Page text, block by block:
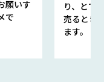
願いす
で
り、とて
売るとき
ます。